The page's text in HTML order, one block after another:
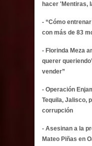
hacer 'Mentiras,
- “Cómo
con más de 83
- Florinda Meza
querer
vender”
- Operación
Tequila, Jalisco,
corrupción
- Asesinan a la
Mateo Piñas en